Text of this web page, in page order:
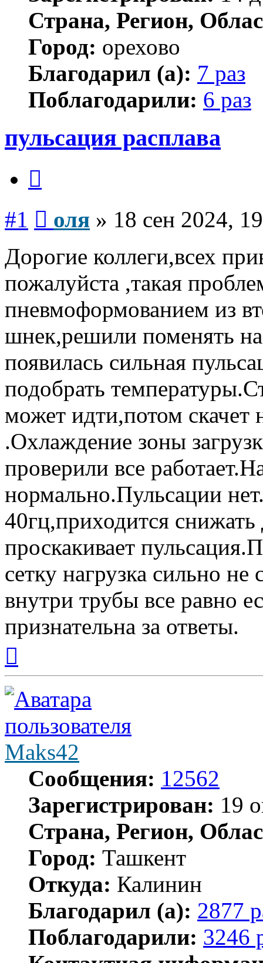
Страна, Регион,
Город: орехово
Благодарил (а): 7 раз
Поблагодарили: 6 раз
пульсация расплава
#1 оля » 18 сен 2024,
Дорогие коллеги,всех
пожалуйста ,такая
пневмоформованием из
шнек,решили поменять
появилась сильная
подобрать
может идти,потом скачет
.Охлаждение зоны
проверили все
нормально.Пульсации
40гц,приходится
проскакивает
сетку нагрузка сильно
внутри трубы все равно
признательна за ответы.
началу
Maks42
Сообщения: 12562
Зарегистрирован: 19
Страна, Регион,
Город: Ташкент
Откуда: Калинин
Благодарил (а): 2877
Поблагодарили: 3246